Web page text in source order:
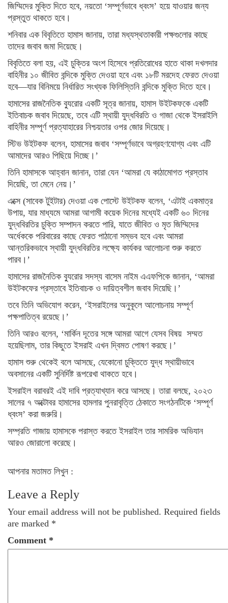
জিম্মিদের মুক্তি দিতে হবে, নয়তো ‘সম্পূর্ণভাবে ধ্বংস’ হয়ে যাওয়ার জন্য
প্রস্তুত থাকতে হবে।
শনিবার এক বিবৃতিতে হামাস জানায়, তারা মধ্যস্থতাকারী পক্ষগুলোর কাছে
তাদের জবাব জমা দিয়েছে।
বিবৃতিতে বলা হয়, এই চুক্তির অংশ হিসেবে প্রতিরোধের হাতে থাকা দখলদার
বাহিনীর ১০ জীবিত বন্দিকে মুক্তি দেওয়া হবে এবং ১৮টি মরদেহ ফেরত দেওয়া
হবে—যার বিনিময়ে নির্ধারিত সংখ্যক ফিলিস্তিনি বন্দিকে মুক্তি দিতে হবে।
হামাসের রাজনৈতিক ব্যুরোর একটি সূত্র জানায়, হামাস উইটকফকে একটি
ইতিবাচক জবাব দিয়েছে, তবে এটি স্থায়ী যুদ্ধবিরতি ও গাজা থেকে ইসরাইলি
বাহিনীর সম্পূর্ণ প্রত্যাহারের নিশ্চয়তার ওপর জোর দিয়েছে।
স্টিভ উইটকফ বলেন, হামাসের জবাব ‘সম্পূর্ণভাবে অগ্রহণযোগ্য এবং এটি
আমাদের আরও পিছিয়ে দিচ্ছে।’
তিনি হামাসকে আহ্বান জানান, তারা যেন ‘আমরা যে কাঠামোগত প্রস্তাব
দিয়েছি, তা মেনে নেয়।’
এক্সে (সাবেক টুইটার) দেওয়া এক পোস্টে উইটকফ বলেন, ‘এটাই একমাত্র
উপায়, যার মাধ্যমে আমরা আগামী কয়েক দিনের মধ্যেই একটি ৬০ দিনের
যুদ্ধবিরতির চুক্তি সম্পাদন করতে পারি, যাতে জীবিত ও মৃত জিম্মিদের
অর্ধেককে পরিবারের কাছে ফেরত পাঠানো সম্ভব হবে এবং আমরা
আন্তরিকভাবে স্থায়ী যুদ্ধবিরতির লক্ষ্যে কার্যকর আলোচনা শুরু করতে
পারব।’
হামাসের রাজনৈতিক ব্যুরোর সদস্য বাসেম নাইম এএফপিকে জানান, ‘আমরা
উইটকফের প্রস্তাবে ইতিবাচক ও দায়িত্বশীল জবাব দিয়েছি।’
তবে তিনি অভিযোগ করেন, ‘ইসরাইলের অনুকূলে আলোচনায় সম্পূর্ণ
পক্ষপাতিত্ব রয়েছে।’
তিনি আরও বলেন, ‘মার্কিন দূতের সঙ্গে আমরা আগে যেসব বিষয় সম্মত
হয়েছিলাম, তার কিছুতে ইসরাই এখন দ্বিমত পোষণ করছে।’
হামাস শুরু থেকেই বলে আসছে, যেকোনো চুক্তিতে যুদ্ধ স্থায়ীভাবে
অবসানের একটি সুনির্দিষ্ট রূপরেখা থাকতে হবে।
ইসরাইল বরাবরই এই দাবি প্রত্যাখ্যান করে আসছে। তারা বলছে, ২০২৩
সালের ৭ অক্টোবর হামাসের হামলার পুনরাবৃত্তি ঠেকাতে সংগঠনটিকে ‘সম্পূর্ণ
ধ্বংস’ করা জরুরি।
সম্প্রতি গাজায় হামাসকে পরাস্ত করতে ইসরাইল তার সামরিক অভিযান
আরও জোরালো করেছে।
আপনার মতামত লিখুন :
Leave a Reply
Your email address will not be published. Required fields
are marked *
Comment *